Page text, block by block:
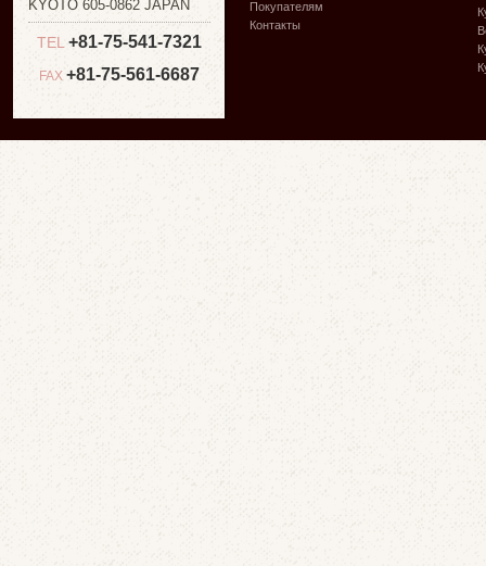
KYOTO 605-0862 JAPAN
TEL +81-75-541-7321
FAX +81-75-561-6687
Покупателям
Контакты